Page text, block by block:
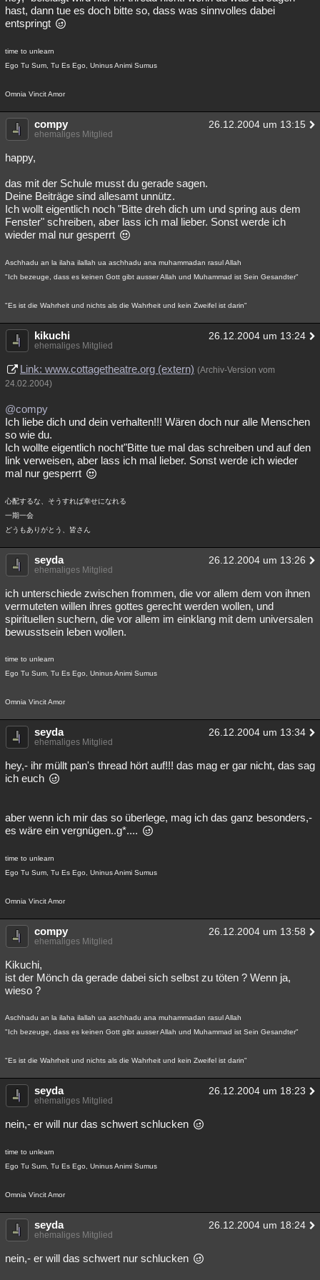
hast, dann tue es doch bitte so, dass was sinnvolles dabei
entspringt
time to unlearn
Ego Tu Sum, Tu Es Ego, Uninus Animi Sumus
Omnia Vincit Amor
compy 26.12.2004 um 13:15
ehemaliges Mitglied
happy,
das mit der Schule musst du gerade sagen.
Deine Beiträge sind allesamt unnütz.
Ich wollt eigentlich noch "Bitte dreh dich um und spring aus dem
Fenster" schreiben, aber lass ich mal lieber. Sonst werde ich
wieder mal nur gesperrt
Aschhadu an la ilaha ilallah ua aschhadu ana muhammadan rasul Allah
"Ich bezeuge, dass es keinen Gott gibt ausser Allah und Muhammad ist Sein Gesandter"
"Es ist die Wahrheit und nichts als die Wahrheit und kein Zweifel ist darin"
kikuchi 26.12.2004 um 13:24
ehemaliges Mitglied
Link: www.cottagetheatre.org (extern) (Archiv-Version vom
24.02.2004)
@compy
Ich liebe dich und dein verhalten!!! Wären doch nur alle Menschen
so wie du.
Ich wollte eigentlich nocht"Bitte tue mal das schreiben und auf den
link verweisen, aber lass ich mal lieber. Sonst werde ich wieder
mal nur gesperrt
心配するな、そうすれば幸せになれる
一期一会
どうもありがとう、皆さん
seyda 26.12.2004 um 13:26
ehemaliges Mitglied
ich unterschiede zwischen frommen, die vor allem dem von ihnen
vermuteten willen ihres gottes gerecht werden wollen, und
spirituellen suchern, die vor allem im einklang mit dem universalen
bewusstsein leben wollen.
time to unlearn
Ego Tu Sum, Tu Es Ego, Uninus Animi Sumus
Omnia Vincit Amor
seyda 26.12.2004 um 13:34
ehemaliges Mitglied
hey,- ihr müllt pan's thread hört auf!!! das mag er gar nicht, das sag
ich euch
aber wenn ich mir das so überlege, mag ich das ganz besonders,-
es wäre ein vergnügen..g*....
time to unlearn
Ego Tu Sum, Tu Es Ego, Uninus Animi Sumus
Omnia Vincit Amor
compy 26.12.2004 um 13:58
ehemaliges Mitglied
Kikuchi,
ist der Mönch da gerade dabei sich selbst zu töten ? Wenn ja,
wieso ?
Aschhadu an la ilaha ilallah ua aschhadu ana muhammadan rasul Allah
"Ich bezeuge, dass es keinen Gott gibt ausser Allah und Muhammad ist Sein Gesandter"
"Es ist die Wahrheit und nichts als die Wahrheit und kein Zweifel ist darin"
seyda 26.12.2004 um 18:23
ehemaliges Mitglied
nein,- er will nur das schwert schlucken
time to unlearn
Ego Tu Sum, Tu Es Ego, Uninus Animi Sumus
Omnia Vincit Amor
seyda 26.12.2004 um 18:24
ehemaliges Mitglied
nein,- er will das schwert nur schlucken